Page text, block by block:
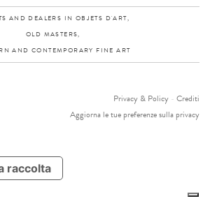
AND DEALERS IN OBJETS D'ART,
OLD MASTERS,
AND CONTEMPORARY FINE ART
Privacy & Policy - Crediti
Aggiorna le tue preferenze sulla privacy
raccolta